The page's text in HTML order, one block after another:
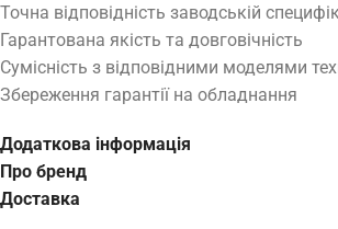
Точна відповідність заводській
Гарантована якість та довговічність
Сумісність з відповідними моделями
Збереження гарантії на обладнання
Додаткова інформація
Про бренд
Доставка